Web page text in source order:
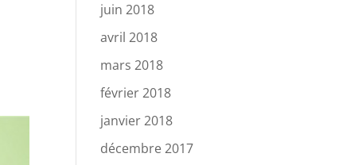
juin 2018
avril 2018
mars 2018
février 2018
janvier 2018
décembre 2017